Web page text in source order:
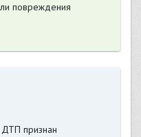
повреждения
признан